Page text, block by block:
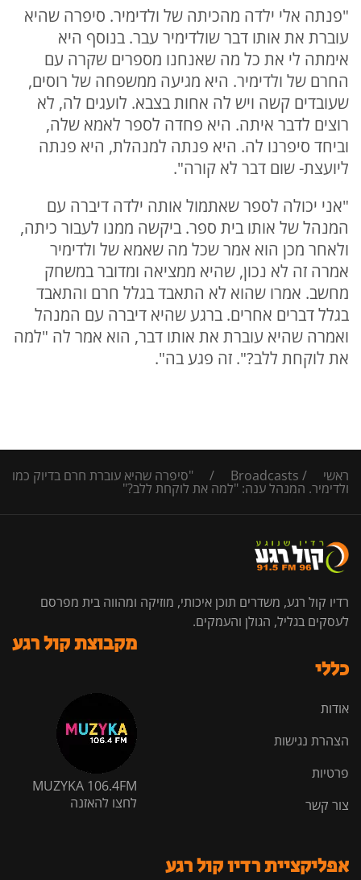
"פנתה אלי ילדה מהכיתה של ולדימיר. סיפרה שהיא
עוברת את אותו דבר שולדימיר עבר. בנוסף היא
אימתה לי את כל מה שאנחנו מספרים שקרה עם
החרם של ולדימיר. היא מגיעה ממשפחה של רוסים,
שעובדים קשה ויש לה אחות בצבא. לועגים לה, לא
רוצים לדבר איתה. היא פחדה לספר לאמא שלה,
וביחד סיפרנו לה. היא פנתה למנהלת, היא פנתה
ליועצת- שום דבר לא קורה".
"אני יכולה לספר שאתמול אותה ילדה דיברה עם
המנהל של אותו בית ספר. ביקשה ממנו לעבור כיתה,
ולאחר מכן הוא אמר שכל מה שאמא של ולדימיר
אמרה זה לא נכון, שהיא ממציאה ומדובר במשחק
מחשב. אמרו שהוא לא התאבד בגלל חרם והתאבד
בגלל דברים אחרים. ברגע שהיא דיברה עם המנהל
ואמרה שהיא עוברת את אותו דבר, הוא אמר לה "למה
את לוקחת ללב?". זה פגע בה".
ראשי /
Broadcasts
/ "סיפרה שהיא עוברת חרם בדיוק כמו
ולדימיר. המנהל ענה: "למה את לוקחת ללב?"
רדיו קול רגע, משדרים תוכן איכותי, מוזיקה ומהווה בית מפרסם
לעסקים בגליל, הגולן והעמקים.
כללי
אודות
הצהרת נגישות
פרטיות
צור קשר
מקבוצת קול רגע
MUZYKA 106.4FM
לחצו להאזנה
אפליקציית רדיו קול רגע